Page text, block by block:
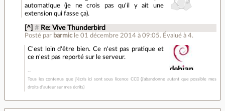
automatique (je ne crois pas qu'il y ait une
extension qui fasse ça).
[^] # Re: Vive Thunderbird
Posté par barmic le 01 décembre 2014 à 09:05. Évalué à 4.
C'est loin d'être bien. Ce n'est pas pratique et
ce n'est pas reporté sur le serveur.
Tous les contenus que j'écris ici sont sous licence CC0 (j'abandonne autant que possible mes
droits d'auteur sur mes écrits)